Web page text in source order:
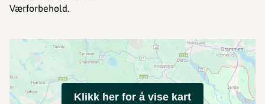
Værforbehold.
Klikk her for å vise kart